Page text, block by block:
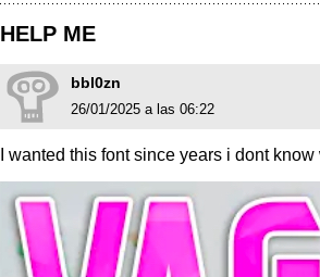
HELP ME
bbl0zn
26/01/2025 a las 06:22
I wanted this font since years i dont